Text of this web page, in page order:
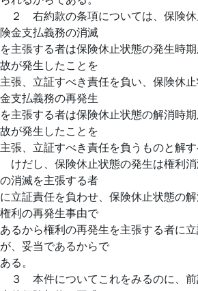
２ 右約款の条項については、保険休
険金支払義務の消滅
を主張する者は保険休止状態の発生時
故が発生したことを
主張、立証すべき責任を負い、保険休
金支払義務の再発生
を主張する者は保険休止状態の解消時
故が発生したことを
主張、立証すべき責任を負うものと解す
けだし、保険休止状態の発生は権利
の消滅を主張する者
に立証責任を負わせ、保険休止状態の
権利の再発生事由で
あるから権利の再発生を主張する者に
が、妥当であるからで
ある。
３ 本件についてこれをみるのに、前